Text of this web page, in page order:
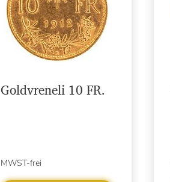
Goldvreneli 10 FR.
MWST-frei